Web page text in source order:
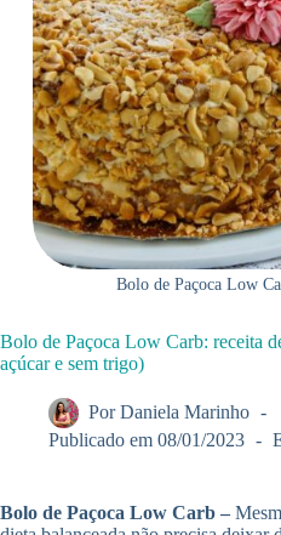
Bolo de Paçoca Low
Bolo de Paçoca Low Carb: receita
açúcar e sem trigo)
Por Daniela Marinho
Publicado em 08/01/2023
Bolo de Paçoca Low Carb –